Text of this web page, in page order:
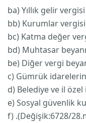
ba) Yıllık gelir
bb) Kurumlar
bc) Katma değer
bd) Muhtasar
be) Diğer vergi
c) Gümrük
d) Belediye ve il
e) Sosyal güvenlik
f) .(Değişik:6728/